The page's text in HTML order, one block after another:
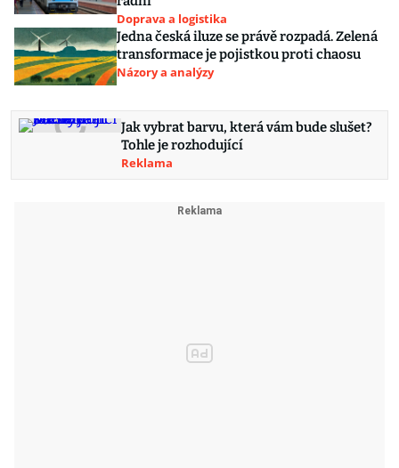
Doprava a logistika
Jedna česká iluze se právě rozpadá. Zelená
transformace je pojistkou proti chaosu
Názory a analýzy
Jak vybrat barvu, která vám bude slušet?
Tohle je rozhodující
Reklama